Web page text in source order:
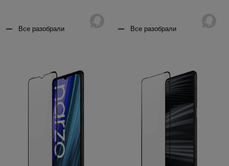
Все разобрали Все разобрали